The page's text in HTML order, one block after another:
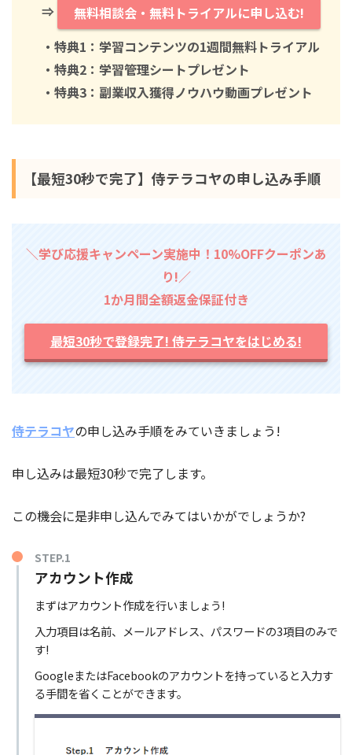
⇒
無料相談会・無料トライアルに申し込む!
・特典1：学習コンテンツの1週間無料トライアル
・特典2：学習管理シートプレゼント
・特典3：副業収入獲得ノウハウ動画プレゼント
【最短30秒で完了】侍テラコヤの申し込み手順
＼学び応援キャンペーン実施中！10%OFFクーポンあ
り!／
1か月間全額返金保証付き
最短30秒で登録完了! 侍テラコヤをはじめる!
侍テラコヤの申し込み手順をみていきましょう!
申し込みは最短30秒で完了します。
この機会に是非申し込んでみてはいかがでしょうか?
STEP.1
アカウント作成
まずはアカウント作成を行いましょう!
入力項目は名前、メールアドレス、パスワードの3項目のみで
す!
GoogleまたはFacebookのアカウントを持っていると入力す
る手間を省くことができます。